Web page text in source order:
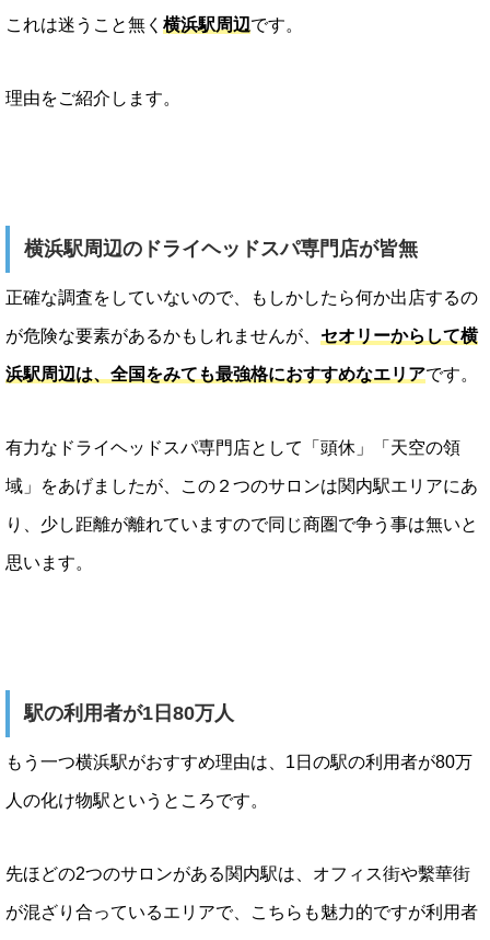
これは迷うこと無く 横浜駅周辺です。
理由をご紹介します。
横浜駅周辺のドライヘッドスパ専門店が皆無
正確な調査をしていないので、もしかしたら何か出店するの
が危険な要素があるかもしれませんが、 セオリーからして横
浜駅周辺は、全国をみても最強格におすすめなエリアです。
有力なドライヘッドスパ専門店として「頭休」「天空の領
域」をあげましたが、この２つのサロンは関内駅エリアにあ
り、少し距離が離れていますので同じ商圏で争う事は無いと
思います。
駅の利用者が1日80万人
もう一つ横浜駅がおすすめ理由は、1日の駅の利用者が80万
人の化け物駅というところです。
先ほどの2つのサロンがある関内駅は、オフィス街や繫華街
が混ざり合っているエリアで、こちらも魅力的ですが利用者